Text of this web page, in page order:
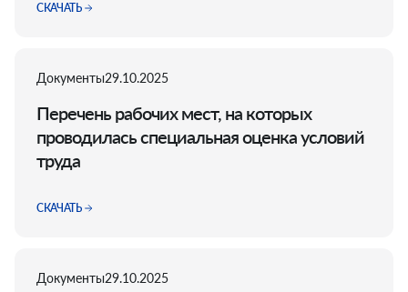
СКАЧАТЬ
Документы29.10.2025
Перечень рабочих мест, на которых
проводилась специальная оценка условий
труда
СКАЧАТЬ
Документы29.10.2025